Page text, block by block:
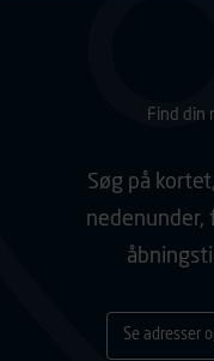
Find din
Søg på
nedenunder,
Se adresser